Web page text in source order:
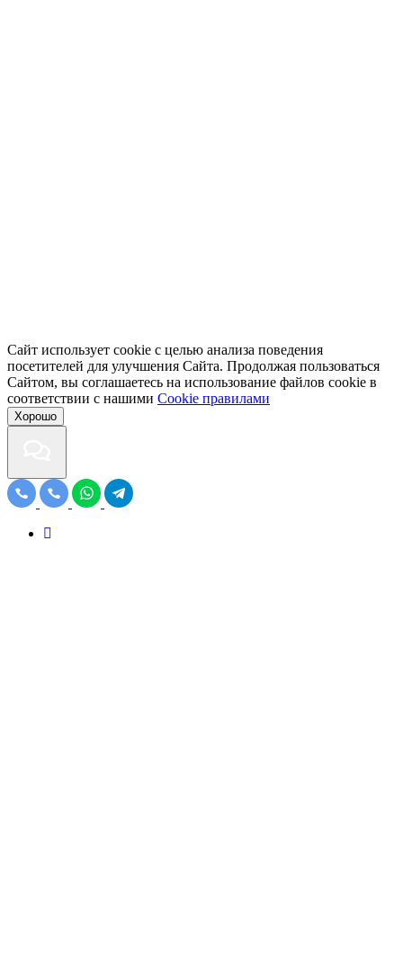
Сайт использует cookie с целью анализа поведения
посетителей для улучшения Сайта. Продолжая пользоваться
Сайтом, вы соглашаетесь на использование файлов cookie в
соответствии с нашими Cookiе правилами
Хорошо